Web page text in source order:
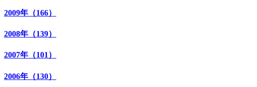
2009年（166）
2008年（139）
2007年（101）
2006年（130）